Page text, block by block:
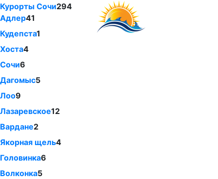
Курорты Сочи294
Адлер41
Кудепста1
Хоста4
Сочи6
Дагомыс5
Лоо9
Лазаревское12
Вардане2
Якорная щель4
Головинка6
Волконка5